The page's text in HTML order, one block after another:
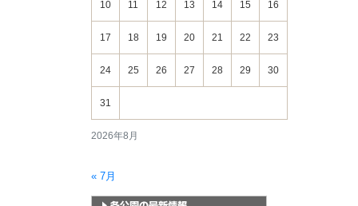
2026年8月
10 11 12 13 14 15 16
17 18 19 20 21 22 23
24 25 26 27 28 29 30
31
« 7月